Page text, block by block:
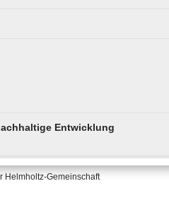
Entwicklung
Helmholtz-Gemeinschaft